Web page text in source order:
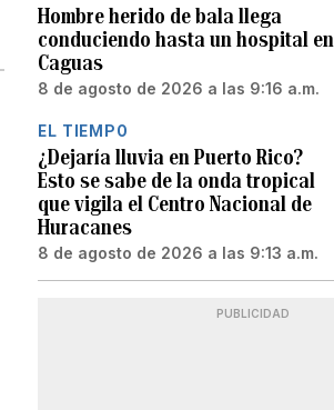
Hombre herido de bala llega
conduciendo hasta un hospital en
Caguas
8 de agosto de 2026 a las 9:16 a.m.
EL TIEMPO
¿Dejaría lluvia en Puerto Rico?
Esto se sabe de la onda tropical
que vigila el Centro Nacional de
Huracanes
8 de agosto de 2026 a las 9:13 a.m.
PUBLICIDAD